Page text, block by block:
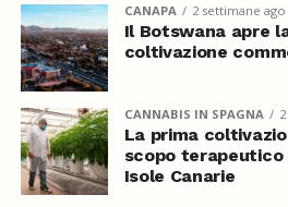
CANAPA 2 settimane ago
Il Botswana apre
coltivazione
CANNABIS IN SPAGNA
La prima
scopo
Isole Canarie